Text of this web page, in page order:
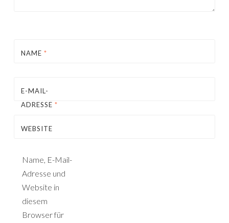
NAME *
E-MAIL-
ADRESSE *
WEBSITE
Name, E-Mail-
Adresse und
Website in
diesem
Browser für